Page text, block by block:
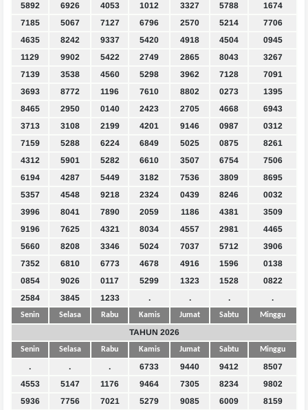
5892
6926 4053 1012 3327 5788
1674
7185
5067 7127 6796 2570 5214
7706
4635
8242 9337 5420 4918 4504
0945
1129
9902 5422 2749 2865 8043
3267
7139
3538 4560 5298 3962 7128
7091
3693
8772 1196 7610 8802 0273
1395
8465
2950 0140 2423 2705 4668
6943
3713
3108 2199 4201 9146 0987
0312
7159
5288 6224 6849 5025 0875
8261
4312
5901 5282 6610 3507 6754
7506
6194
4287 5449 3182 7536 3809
8695
5357
4548 9218 2324 0439 8246
0032
3996
8041 7890 2059 1186 4381
3509
9196
7625 4321 8034 4557 2981
4465
5660
8208 3346 5024 7037 5712
3906
7352
6810 6773 4678 4916 1596
0138
0854
9026 0117 5299 1323 1528
0822
2584
3845 1233 . . . .
Senin Selasa Rabu Kamis Jumat Sabtu Minggu
TAHUN 2026
Senin Selasa Rabu Kamis Jumat Sabtu Minggu
. . . 6733 9440 9412
8507
4553
5147 1176 9464 7305 8234
9802
5936
7756 7021 5279 9085 6009 8159